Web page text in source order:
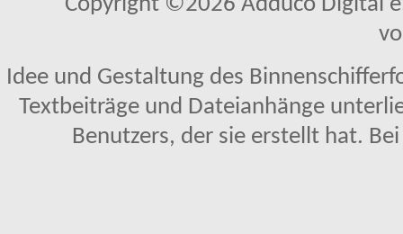
Copyright ©2026 Adduco Digital
Idee und Gestaltung des
Textbeiträge und Dateianhänge
Benutzers, der sie erstellt hat.